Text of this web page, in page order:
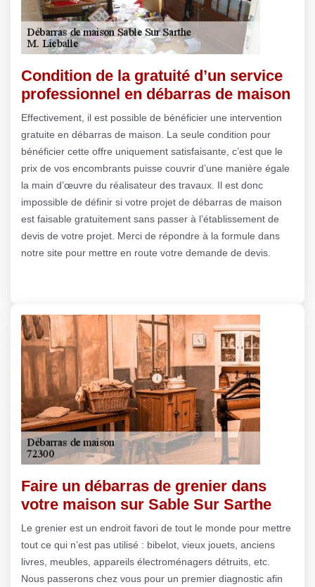
Condition de la gratuité d’un service
professionnel en débarras de maison
Effectivement, il est possible de bénéficier une intervention
gratuite en débarras de maison. La seule condition pour
bénéficier cette offre uniquement satisfaisante, c’est que le
prix de vos encombrants puisse couvrir d’une manière égale
la main d’œuvre du réalisateur des travaux. Il est donc
impossible de définir si votre projet de débarras de maison
est faisable gratuitement sans passer à l’établissement de
devis de votre projet. Merci de répondre à la formule dans
notre site pour mettre en route votre demande de devis.
Faire un débarras de grenier dans
votre maison sur Sable Sur Sarthe
Le grenier est un endroit favori de tout le monde pour mettre
tout ce qui n’est pas utilisé : bibelot, vieux jouets, anciens
livres, meubles, appareils électroménagers détruits, etc.
Nous passerons chez vous pour un premier diagnostic afin